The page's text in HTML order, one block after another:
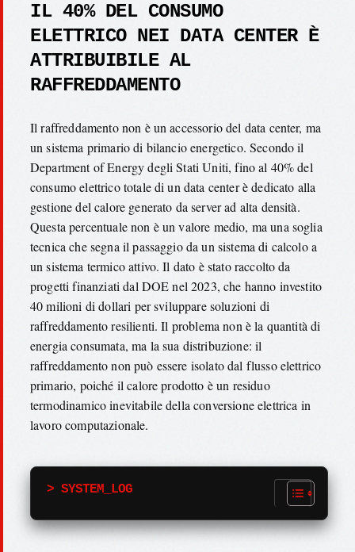
IL 40% DEL CONSUMO
ELETTRICO NEI DATA CENTER È
ATTRIBUIBILE AL
RAFFREDDAMENTO
Il raffreddamento non è un accessorio del data center, ma
un sistema primario di bilancio energetico. Secondo il
Department of Energy degli Stati Uniti, fino al 40% del
consumo elettrico totale di un data center è dedicato alla
gestione del calore generato da server ad alta densità.
Questa percentuale non è un valore medio, ma una soglia
tecnica che segna il passaggio da un sistema di calcolo a
un sistema termico attivo. Il dato è stato raccolto da
progetti finanziati dal DOE nel 2023, che hanno investito
40 milioni di dollari per sviluppare soluzioni di
raffreddamento resilienti. Il problema non è la quantità di
energia consumata, ma la sua distribuzione: il
raffreddamento non può essere isolato dal flusso elettrico
primario, poiché il calore prodotto è un residuo
termodinamico inevitabile della conversione elettrica in
lavoro computazionale.
> SYSTEM_LOG